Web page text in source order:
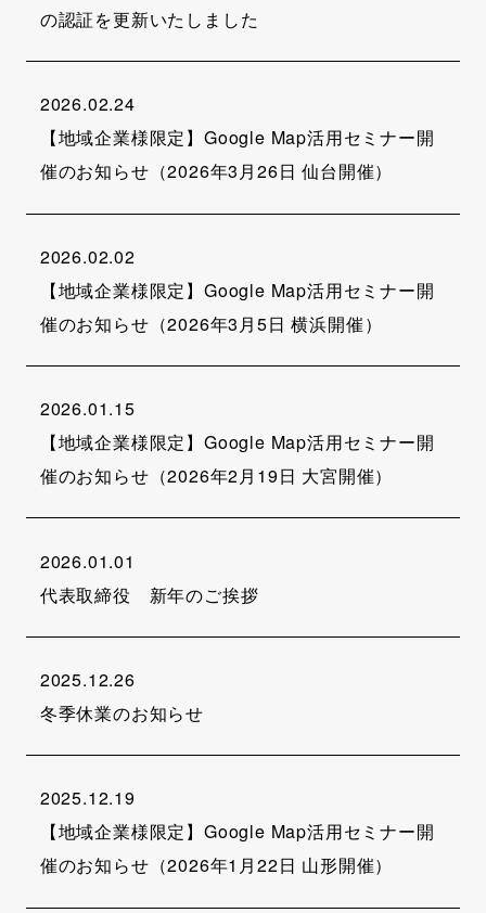
の認証を更新いたしました
2026.02.24
【地域企業様限定】Google Map活用セミナー開
催のお知らせ（2026年3月26日 仙台開催）
2026.02.02
【地域企業様限定】Google Map活用セミナー開
催のお知らせ（2026年3月5日 横浜開催）
2026.01.15
【地域企業様限定】Google Map活用セミナー開
催のお知らせ（2026年2月19日 大宮開催）
2026.01.01
代表取締役 新年のご挨拶
2025.12.26
冬季休業のお知らせ
2025.12.19
【地域企業様限定】Google Map活用セミナー開
催のお知らせ（2026年1月22日 山形開催）